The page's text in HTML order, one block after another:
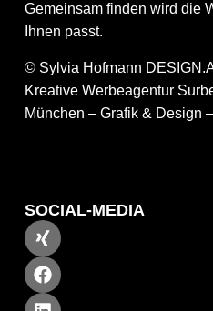
Gemeinsam finden wird die
Ihnen passt.
© Sylvia Hofmann
Kreative Werbeagentur
München – Grafik & Design
SOCIAL-MEDIA